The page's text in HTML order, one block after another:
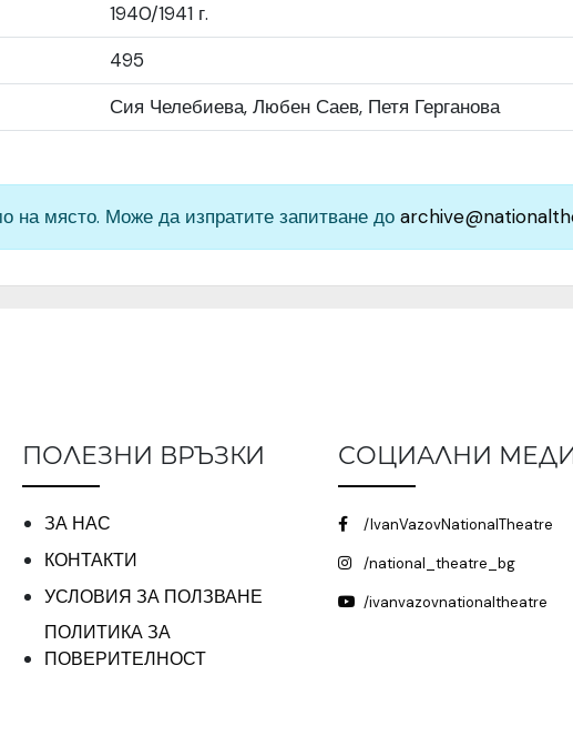
Народен театър „Иван Вазов“, гр. София, България
1940/1941 г.
495
Сия Челебиева, Любен Саев, Петя Герганова
на място. Може да изпратите запитване до
ПОЛЕЗНИ ВРЪЗКИ
ЗА НАС
КОНТАКТИ
УСЛОВИЯ ЗА ПОЛЗВАНЕ
ПОЛИТИКА ЗА
ПОВЕРИТЕЛНОСТ
СОЦИАЛНИ
/IvanVazovNationalTheatre
/national_theatre_bg
/ivanvazovnationaltheatre